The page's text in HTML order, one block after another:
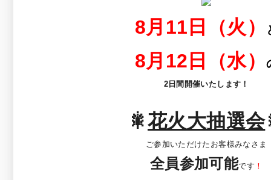
8月11日（火）
8月12日（水）
2日間開催いたします！
🎇花火大抽選会
ご参加いただけたお客様みなさま
全員参加可能です ！